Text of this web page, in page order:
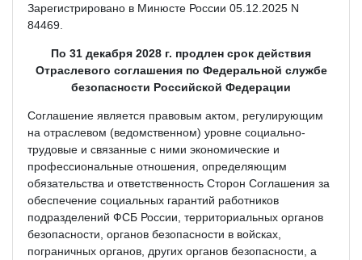
Зарегистрировано в Минюсте России 05.12.2025 N
84469.
По 31 декабря 2028 г. продлен срок действия
Отраслевого соглашения по Федеральной службе
безопасности Российской Федерации
Соглашение является правовым актом, регулирующим
на отраслевом (ведомственном) уровне социально-
трудовые и связанные с ними экономические и
профессиональные отношения, определяющим
обязательства и ответственность Сторон Соглашения за
обеспечение социальных гарантий работников
подразделений ФСБ России, территориальных органов
безопасности, органов безопасности в войсках,
пограничных органов, других органов безопасности, а